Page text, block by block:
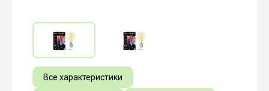
Все характеристики